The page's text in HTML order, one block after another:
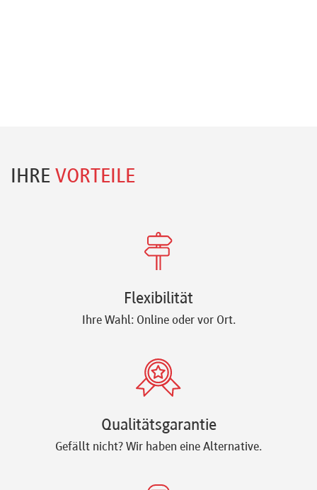
IHRE VORTEILE
Flexibilität
Ihre Wahl: Online oder vor Ort.
Qualitätsgarantie
Gefällt nicht? Wir haben eine Alternative.